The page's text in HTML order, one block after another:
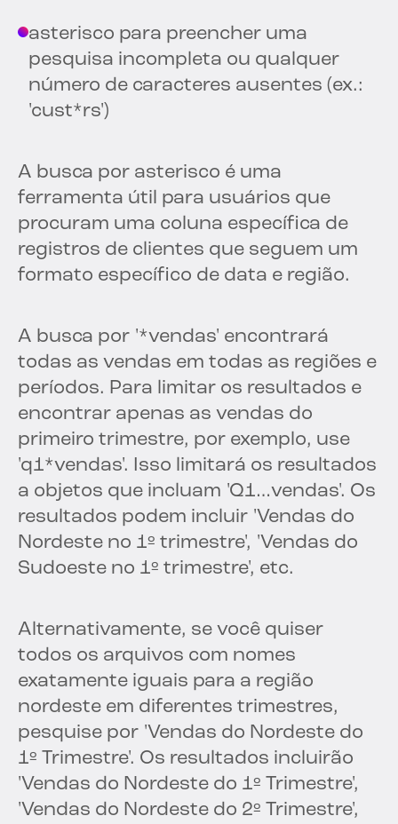
asterisco para preencher uma
pesquisa incompleta ou qualquer
número de caracteres ausentes (ex.:
'cust*rs')
A busca por asterisco é uma
ferramenta útil para usuários que
procuram uma coluna específica de
registros de clientes que seguem um
formato específico de data e região.
A busca por '*vendas' encontrará
todas as vendas em todas as regiões e
períodos. Para limitar os resultados e
encontrar apenas as vendas do
primeiro trimestre, por exemplo, use
'q1*vendas'. Isso limitará os resultados
a objetos que incluam 'Q1…vendas'. Os
resultados podem incluir 'Vendas do
Nordeste no 1º trimestre', 'Vendas do
Sudoeste no 1º trimestre', etc.
Alternativamente, se você quiser
todos os arquivos com nomes
exatamente iguais para a região
nordeste em diferentes trimestres,
pesquise por 'Vendas do Nordeste do
1º Trimestre'. Os resultados incluirão
'Vendas do Nordeste do 1º Trimestre',
'Vendas do Nordeste do 2º Trimestre',